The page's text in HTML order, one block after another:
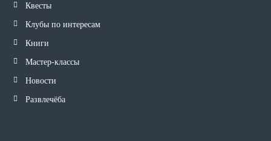
Квесты
Клубы по интересам
Книги
Мастер-классы
Новости
Развлечёба